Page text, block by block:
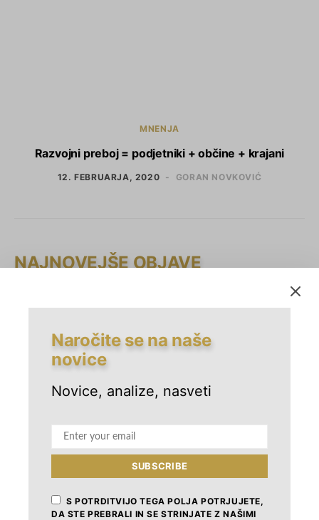
MNENJA
Razvojni preboj = podjetniki + občine + krajani
12. FEBRUARJA, 2020 GORAN NOVKOVIĆ
NAJNOVEJŠE OBJAVE
in javni sektor
Razvojno najprodornejša občina leta 2025 je Kranj
IZPOSTAVLJENO
Naročite se na naše
novice
Novice, analize, nasveti
SUBSCRIBE
S POTRDITVIJO TEGA POLJA POTRJUJETE,
DA STE PREBRALI IN SE STRINJATE Z NAŠIMI